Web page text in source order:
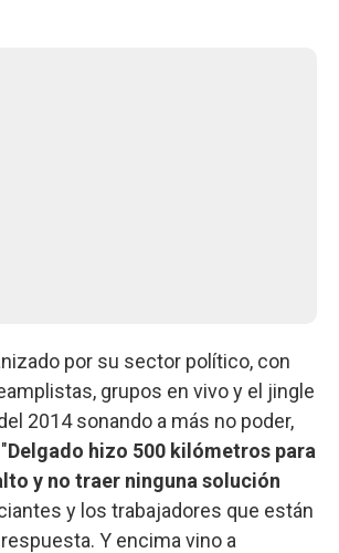
por su sector político, con
grupos en vivo y el jingle
2014 sonando a más no poder,
Delgado hizo 500 kilómetros para
y no traer ninguna solución
y los trabajadores que están
Y encima vino a